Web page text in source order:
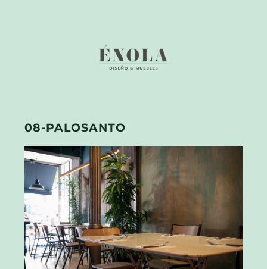
08-PALOSANTO